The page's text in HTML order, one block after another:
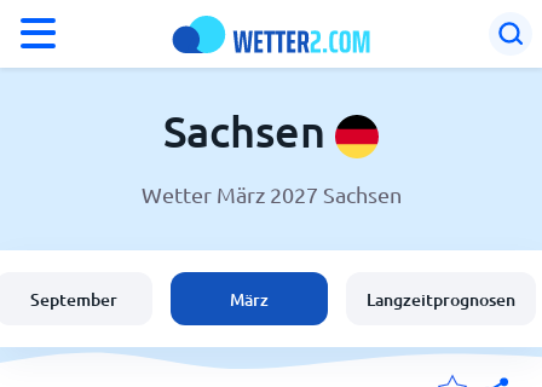
Wetter in Sachsen
Schweiz
Sachsen
Wetter März 2027 Sachsen
September März Langzeitprognosen